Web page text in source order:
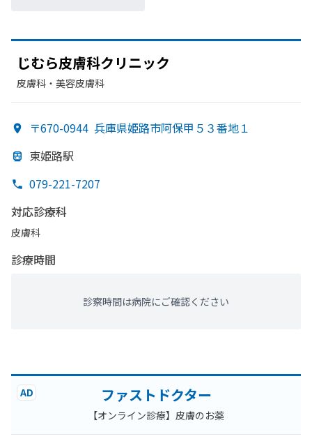
じむら皮膚科クリニック
皮膚科・​美容皮膚科
〒670-0944 兵庫県姫路市阿保甲５３番地１
東姫路駅
079-221-7207
対応診療科
皮膚科
診療時間
診察時間は病院にご確認ください
AD ファストドクター
【オンライン診療】皮膚のお薬